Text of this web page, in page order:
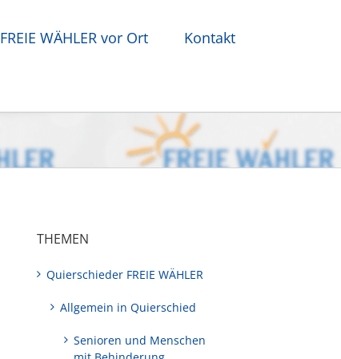
FREIE WÄHLER vor Ort Kontakt
THEMEN
Quierschieder FREIE WÄHLER
Allgemein in Quierschied
Senioren und Menschen